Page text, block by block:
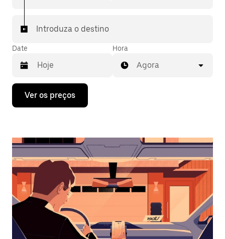
Introduza o destino
Date
Prima
tecla
interagir
o
calendário
selecionar
uma
data.
Prima
o
botão
Hora
Agora
Ver os preços